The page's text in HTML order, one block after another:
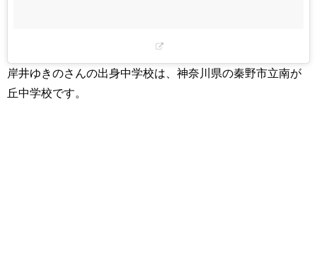
岸井ゆきのさんの出身中学校は、神奈川県の秦野市立南が
丘中学校です。